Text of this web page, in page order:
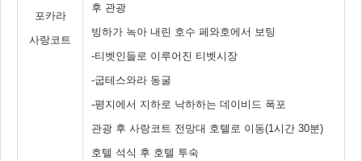
포카라
사랑코트
후 관광
빙하가 녹아 내린 호수 페와호에서 보팅
-티벳인들로 이루어진 티벳시장
-굽테스와라 동굴
-평지에서 지하로 낙하하는 데이비드 폭포
관광 후 사랑코트 전망대 호텔로 이동(1시간 30분)
호텔 석식 후 호텔 투숙